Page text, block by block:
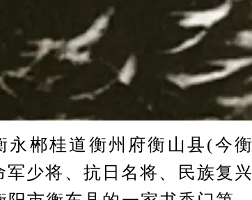
郴桂道衡州府衡山县(今衡
少将、抗日名将、民族复兴